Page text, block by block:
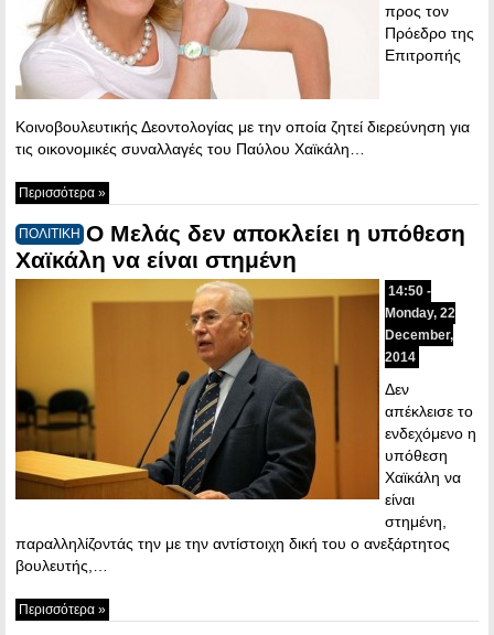
προς τον
Πρόεδρο της
Επιτροπής
Κοινοβουλευτικής Δεοντολογίας με την οποία ζητεί διερεύνηση για
τις οικονομικές συναλλαγές του Παύλου Χαϊκάλη…
Περισσότερα »
ΠΟΛΙΤΙΚΗ Ο Μελάς δεν αποκλείει η υπόθεση
Χαϊκάλη να είναι στημένη
14:50 -
Monday, 22
December,
2014
Δεν
απέκλεισε το
ενδεχόμενο η
υπόθεση
Χαϊκάλη να
είναι
στημένη,
παραλληλίζοντάς την με την αντίστοιχη δική του ο ανεξάρτητος
βουλευτής,…
Περισσότερα »